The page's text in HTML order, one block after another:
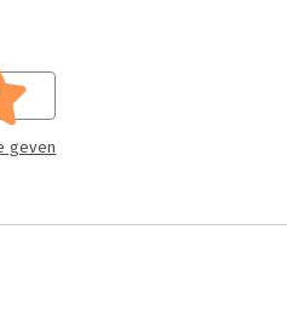
geven